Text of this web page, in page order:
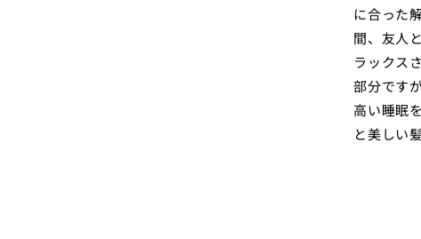
に合った
間、友人
ラックス
部分です
高い睡眠
と美しい